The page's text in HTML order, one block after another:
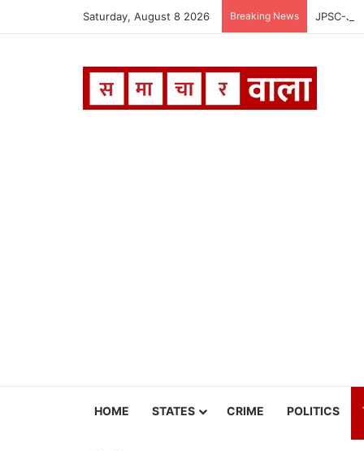
Saturday, August 8 2026 Breaking News
HOME STATES CRIME POLITICS